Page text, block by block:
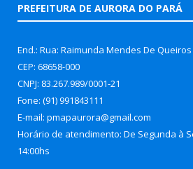
PREFEITURA DE AURORA DO PARÁ
End.: Rua: Raimunda Mendes De Queiros
CEP: 68658-000
CNPJ: 83.267.989/0001-21
Fone: (91) 991843111
E-mail: pmapaurora@gmail.com
Horário de atendimento: De Segunda à
14:00hs